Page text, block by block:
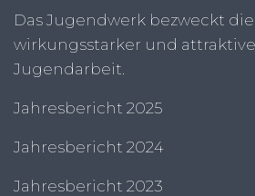
Das Jugendwerk bezweckt
wirkungsstarker und
Jugendarbeit.
Jahresbericht 2025
Jahresbericht 2024
Jahresbericht 2023